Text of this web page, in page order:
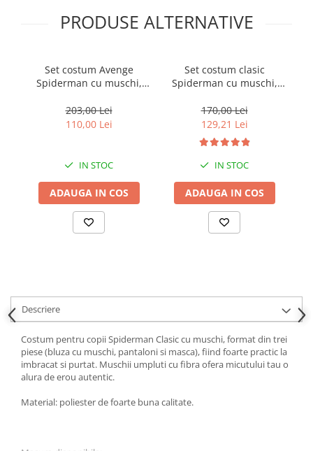
Produse si dispozitive ajutatoare
CASA SI GRADINA
Cutite & seturi de cutite
Cutite japoneze
Cutite macelarie
Accesorii gratar
Accesorii mese si scaune
Articole ambalare
Articole bucatarie
Corpuri de iluminat
Incubatoare oua
Mori cereale si furaje
ELECTRONICE
PRODUSE ALTERNATIVE
Set costum Avenge
Spiderman cu muschi,
ani, 110-120 cm
203,00 Lei
110,00 Lei
IN STOC
ADAUGA IN COS
Set costum clasic
Spiderman cu muschi,
masca LED, 7-9 ani, 120-
130 cm
170,00 Lei
129,21 Lei
IN STOC
ADAUGA IN COS
Descriere
Costum pentru copii Spiderman Clasic cu muschi, format din trei
piese (bluza cu muschi, pantaloni si masca), fiind foarte practic la
imbracat si purtat. Muschii umpluti cu fibra ofera micutului tau o
alura de erou autentic.
Material: poliester de foarte buna calitate.